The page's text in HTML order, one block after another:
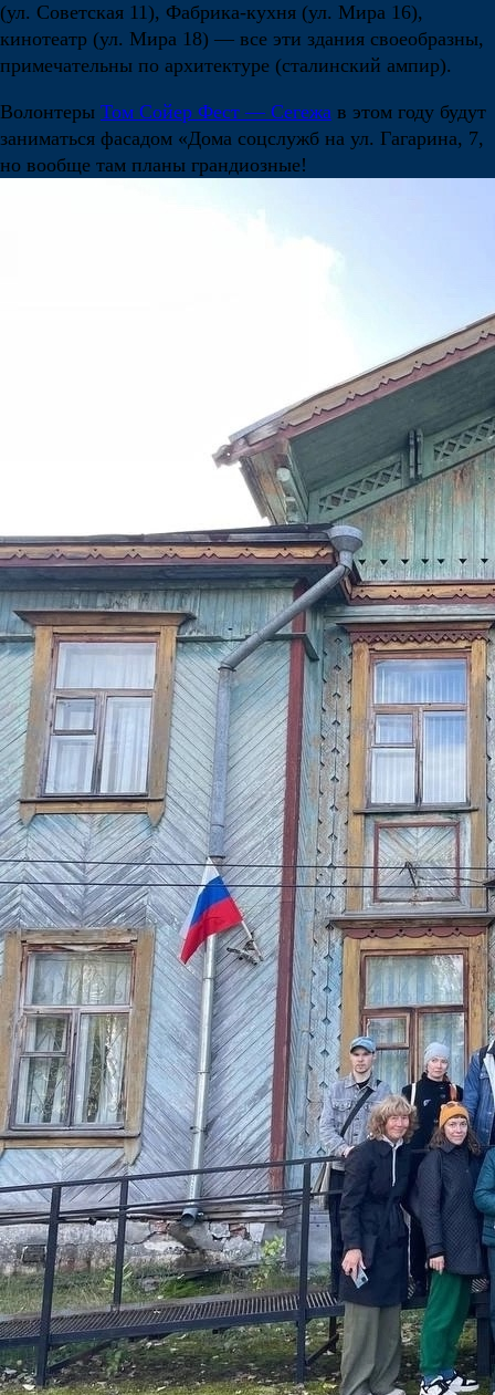
(ул. Советская 11), Фабрика-кухня (ул. Мира 16),
кинотеатр (ул. Мира 18) — все эти здания своеобразны,
примечательны по архитектуре (сталинский ампир).
Волонтеры Том Сойер Фест — Сегежа в этом году будут
заниматься фасадом «Дома соцслужб на ул. Гагарина, 7,
но вообще там планы грандиозные!